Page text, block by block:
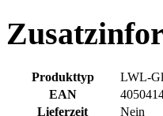
Produkttyp
LWL-
EAN
Lieferzeit
Nein